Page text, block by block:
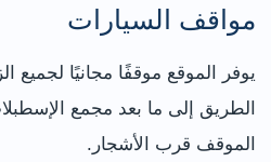
مواقف السيارات
يوفر الموقع موقفًا مجانيًا لجميع
الطريق إلى ما بعد مجمع
الموقف قرب الأشجار.